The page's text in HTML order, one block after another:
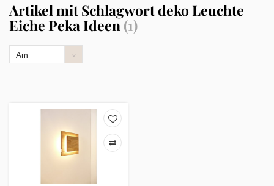
Artikel mit Schlagwort deko Leuchte
Eiche Peka Ideen(1)
Am